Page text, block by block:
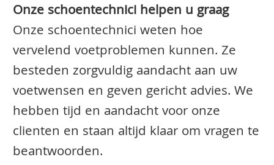
Onze schoentechnici helpen u graag
Onze schoentechnici weten hoe
vervelend voetproblemen kunnen. Ze
besteden zorgvuldig aandacht aan uw
voetwensen en geven gericht advies. We
hebben tijd en aandacht voor onze
clienten en staan altijd klaar om vragen te
beantwoorden.